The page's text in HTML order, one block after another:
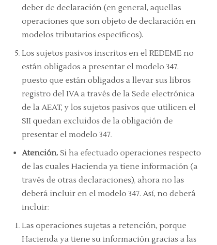
deber de declaración (en general, aquellas
operaciones que son objeto de declaración en
modelos tributarios específicos).
Los sujetos pasivos inscritos en el REDEME no
están obligados a presentar el modelo 347,
puesto que están obligados a llevar sus libros
registro del IVA a través de la Sede electrónica
de la AEAT, y los sujetos pasivos que utilicen el
SII quedan excluidos de la obligación de
presentar el modelo 347.
Atención. Si ha efectuado operaciones respecto
de las cuales Hacienda ya tiene información (a
través de otras declaraciones), ahora no las
deberá incluir en el modelo 347. Así, no deberá
incluir:
Las operaciones sujetas a retención, porque
Hacienda ya tiene su información gracias a las